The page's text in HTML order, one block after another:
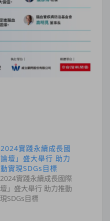
2024實踐永續成長國
壇」盛大舉行 助力
實現SDGs目標
2024實踐永續成長國際
」盛大舉行 助力推動
SDGs目標